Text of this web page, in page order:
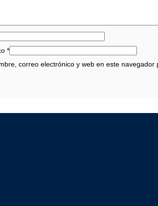
*
correo electrónico y web en este navegador